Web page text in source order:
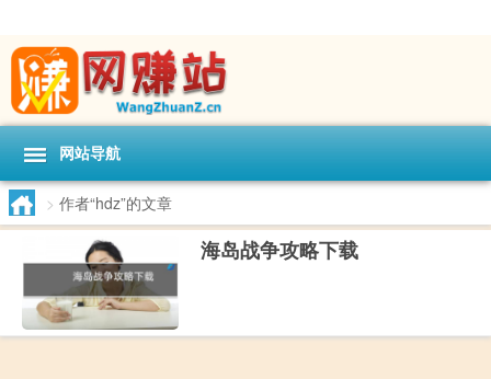
网站导航
> 作者“hdz”的文章
海岛战争攻略下载